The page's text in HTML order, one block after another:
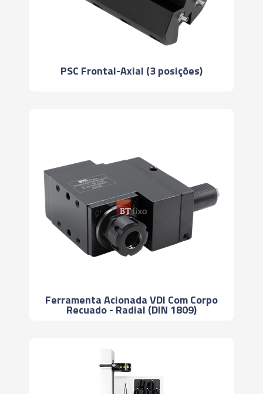
PSC Frontal-Axial (3 posições)
Ferramenta Acionada VDI Com Corpo
Recuado - Radial (DIN 1809)